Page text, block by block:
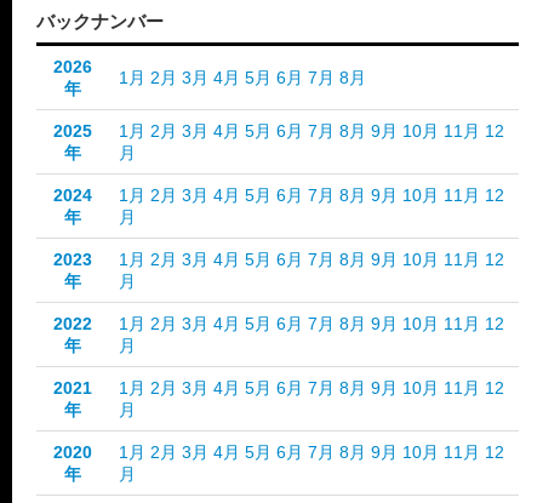
バックナンバー
2026
年
1月 2月 3月 4月 5月 6月 7月 8月
2025
年
1月 2月 3月 4月 5月 6月 7月 8月 9月 10月 11月 12
月
2024
年
1月 2月 3月 4月 5月 6月 7月 8月 9月 10月 11月 12
月
2023
年
1月 2月 3月 4月 5月 6月 7月 8月 9月 10月 11月 12
月
2022
年
1月 2月 3月 4月 5月 6月 7月 8月 9月 10月 11月 12
月
2021
年
1月 2月 3月 4月 5月 6月 7月 8月 9月 10月 11月 12
月
2020
年
1月 2月 3月 4月 5月 6月 7月 8月 9月 10月 11月 12
月